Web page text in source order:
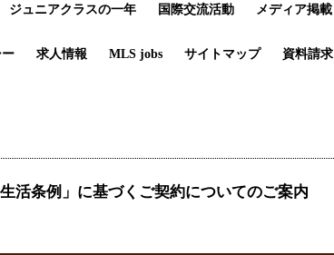
ジュニアクラスの一年 国際交流活動 メディア掲載
求人情報 MLS jobs サイトマップ 資料請求
活条例」に基づくご契約についてのご案内